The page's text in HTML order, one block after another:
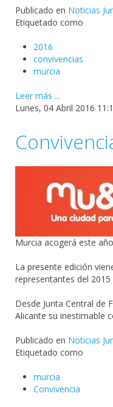
Publicado en Noticias
Etiquetado como
2016
convivencias
murcia
Leer más ...
Lunes, 04 Abril 2016
Murcia acogerá este
La presente edición
representantes del
Desde Junta Central de
Alicante su inestimable
Publicado en Noticias
Etiquetado como
murcia
Convivencia